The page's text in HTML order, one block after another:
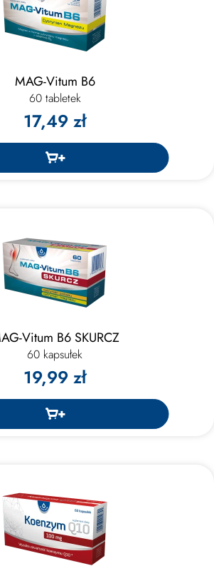
MAG-Vitum B6
60 tabletek
17,49 zł
Vitum B6 SKURCZ
60 kapsułek
19,99 zł